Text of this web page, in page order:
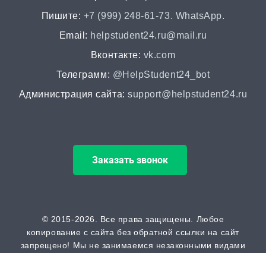
НИР
от 2 часов | от 5000 ₽
Докторская диссертация
Кандидатская диссертация
ВАК
от 2 часов | от 500 ₽
Пишите: +7 (999) 248-61-73. WhatsApp.
Email: helpstudent24.ru@mail.ru
Вконтакте: vk.com
Телеграмм: @HelpStudent24_bot
Администрация сайта:support@helpstudent24.ru
Заказать звонок
© 2015-2026. Все права защищены. Любое
копирование с сайта без обратной ссылки на сайт
запрещено! Мы не занимаемся незаконными видами